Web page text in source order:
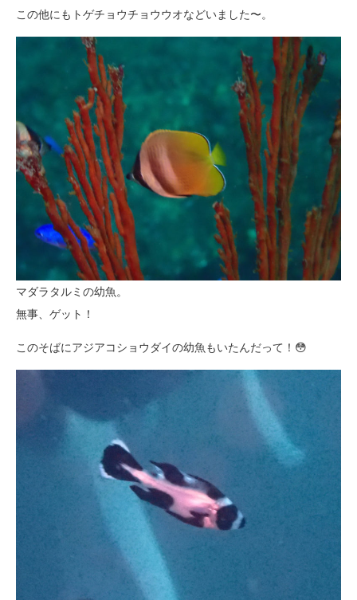
この他にもトゲチョウチョウウオなどいました〜。
マダラタルミの幼魚。
無事、ゲット！
このそばにアジアコショウダイの幼魚もいたんだって！😳